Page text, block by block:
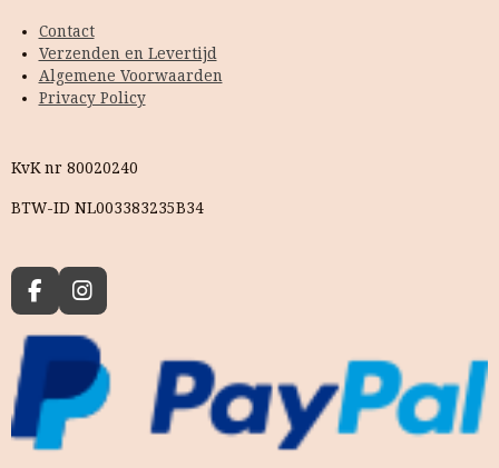
Contact
Verzenden en Levertijd
Algemene Voorwaarden
Privacy Policy
KvK nr 80020240
BTW-ID NL003383235B34
F
a
c
o
o
k
I
n
s
t
a
r